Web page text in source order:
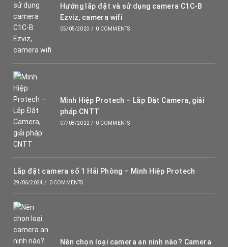
Hướng lắp đặt và sử dụng camera C1C-B
Ezviz, camera wifi
05/05/2023 / 0 COMMENTS
Minh Hiệp Protech – Lắp Đặt Camera, giải
pháp CNTT
07/08/2022 / 0 COMMENTS
Lắp đặt camera số 1 Hải Phòng – Minh Hiệp Protech
29/06/2024 / 0 COMMENTS
Nên chọn loại camera an ninh nào? Camera